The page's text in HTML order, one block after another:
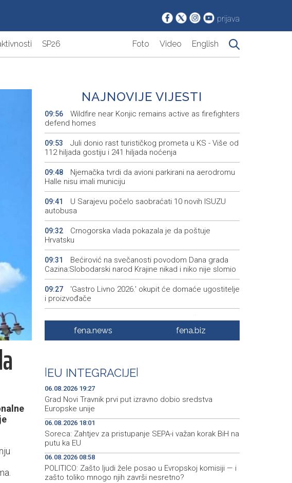
prijava
SP26 Foto Video English
NAJNOVIJE VIJESTI
09:56
Wildfire near Konjic remains active as firefighters
defend homes
09:53
Juli donio rast turističkog prometa u KS - Više od
112 hiljada gostiju i 241 hiljada noćenja
09:48
Njemačka tvrdi da avioni parkirani na aerodromu
Halle nisu imali municiju
09:41
U Sarajevu počelo saobraćati 10 novih ISUZU
autobusa
09:32
Crnogorska vlada pokazala je da poštuje
Hrvatsku
09:31
Bećirović na svečanosti povodom Dana grada
Cazina:Slobodarski narod Krajine nikad i niko nije slomio
09:27
'Gastro Livno 2026.' okupit će domaće ugostitelje
i proizvođače
Crishock posjetio IDDEEA-u: Zajednička
opredijeljenost za nastavak saradnje
09:07
Aktivan požar kod Konjica, u gašenju sudjelovali
Air Tractor i helikopter OS-a BiH
fena.news fena.biz
EU INTEGRACIJE|
06.08.2026 19:27
Grad Novi Travnik prvi put izravno dobio sredstva
Europske unije
06.08.2026 18:01
Soreca: Zahtjev za pristupanje SEPA-i važan korak BiH na
putu ka EU
06.08.2026 08:58
POLITICO: Zašto ljudi žele posao u Evropskoj komisiji — i
zašto toliko mnogo njih završi nesretno?